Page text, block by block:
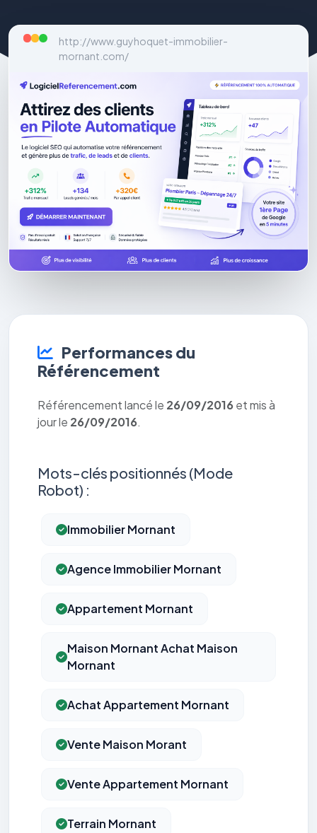
http://www.guyhoquet-immobilier-
mornant.com/
Performances du
Référencement
Référencement lancé le 26/09/2016 et mis à
jour le 26/09/2016.
Mots-clés positionnés (Mode
Robot) :
Immobilier Mornant
Agence Immobilier Mornant
Appartement Mornant
Maison Mornant Achat Maison
Mornant
Achat Appartement Mornant
Vente Maison Morant
Vente Appartement Mornant
Terrain Mornant